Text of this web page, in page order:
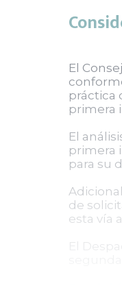
El
práctica
primera
El
primera
para su
de
esta vía